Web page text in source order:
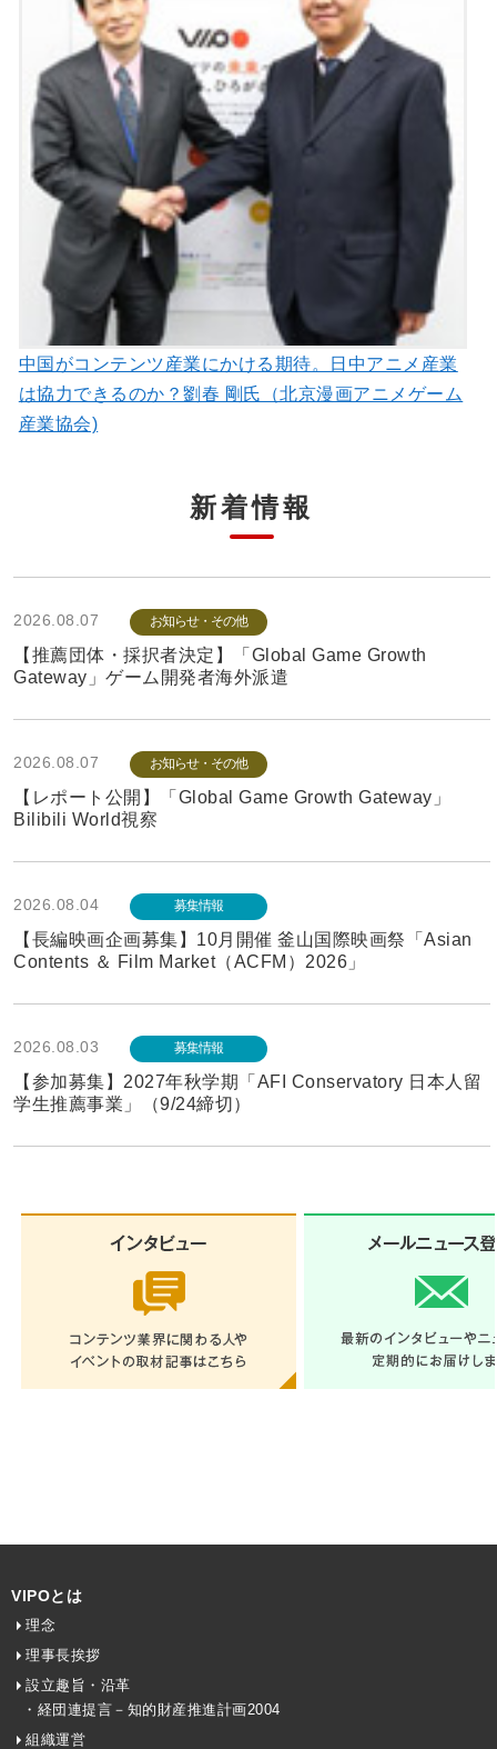
中国がコンテンツ産業にかける期待。日中アニメ産業
は協力できるのか？劉春 剛氏（北京漫画アニメゲーム
産業協会)
新着情報
2026.08.07 お知らせ・その他
【推薦団体・採択者決定】「Global Game Growth
Gateway」ゲーム開発者海外派遣
2026.08.07 お知らせ・その他
【レポート公開】「Global Game Growth Gateway」
Bilibili World視察
2026.08.04 募集情報
【長編映画企画募集】10月開催 釜山国際映画祭「Asian
Contents ＆ Film Market（ACFM）2026」
2026.08.03 募集情報
【参加募集】2027年秋学期「AFI Conservatory 日本人留
学生推薦事業」（9/24締切）
VIPOとは
理念
理事長挨拶
設立趣旨・沿革
・経団連提言－知的財産推進計画2004
組織運営